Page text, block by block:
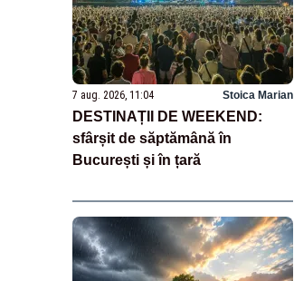
7 aug. 2026, 11:04 Stoica Marian
DESTINAȚII DE WEEKEND:
sfârșit de săptămână în
București și în țară